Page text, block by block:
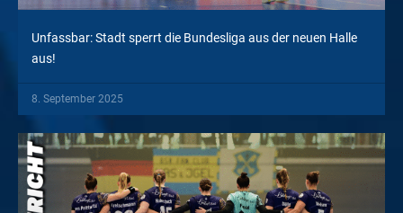
Unfassbar: Stadt sperrt die Bundesliga aus der neuen Halle
aus!
8. September 2025